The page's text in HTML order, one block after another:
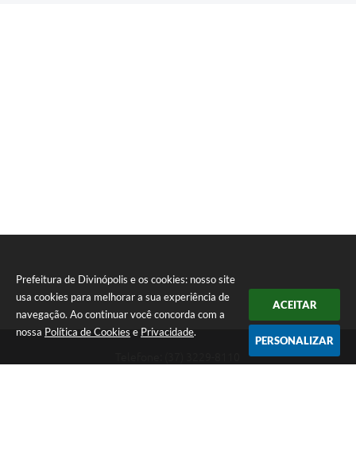
Prefeitura de Divinópolis e os cookies: nosso site
usa cookies para melhorar a sua experiência de
navegação. Ao continuar você concorda com a
nossa Política de Cookies e Privacidade.
ACEITAR
PERSONALIZAR